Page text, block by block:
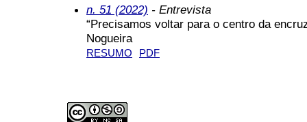
n. 51 (2022) - Entrevista
“Precisamos voltar para o centro da
Nogueira
RESUMO PDF